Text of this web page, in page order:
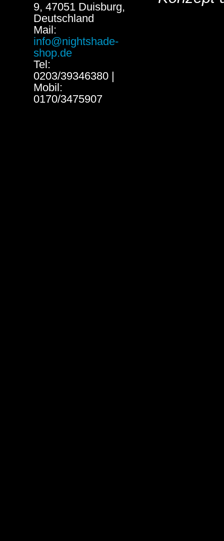
9, 47051 Duisburg,
Deutschland
Mail:
info@nightshade-
shop.de
Tel:
0203/39346380 |
Mobil:
0170/3475907